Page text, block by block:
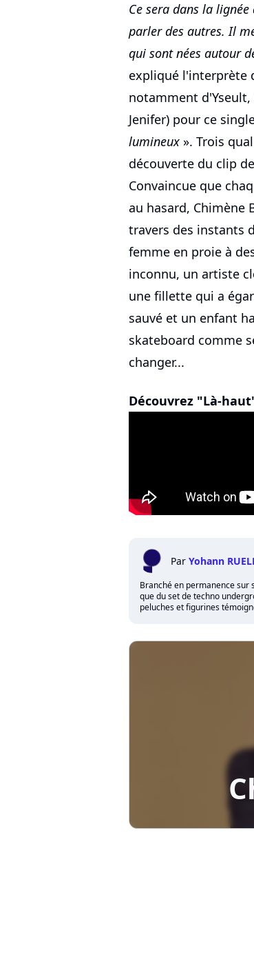
Ce sera dans la
parler des autres. Il
qui sont nées autour
expliqué l'interprète
notamment
Jenifer) pour ce
lumineux ». Trois
découverte du clip
Convaincue que
au hasard, Chimène
travers des instants
femme en proie à
inconnu, un artiste
une fillette qui a
sauvé et un enfant
skateboard comme
changer...
Découvrez "Là-
Par Yohann
Branché en permanence sur
que du set de techno
peluches et figurines